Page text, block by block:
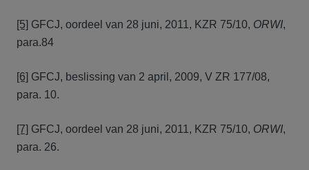
[5] GFCJ, oordeel van 28 juni, 2011, KZR 75/10, ORWI,
para.84
[6] GFCJ, beslissing van 2 april, 2009, V ZR 177/08,
para. 10.
[7] GFCJ, oordeel van 28 juni, 2011, KZR 75/10, ORWI,
para. 26.